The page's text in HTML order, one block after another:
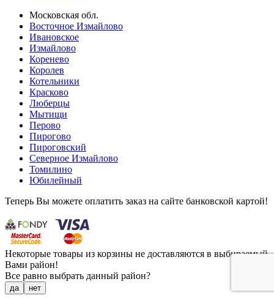
Московская обл.
Восточное Измайлово
Ивановское
Измайлово
Коренево
Королев
Котельники
Красково
Люберцы
Мытищи
Перово
Пирогово
Пироговский
Северное Измайлово
Томилино
Юбилейный
Теперь Вы можете оплатить заказ на сайте банковской картой!
Некоторые товары из корзины не доставляются в выбираемый
Вами район!
Все равно выбрать данный район?